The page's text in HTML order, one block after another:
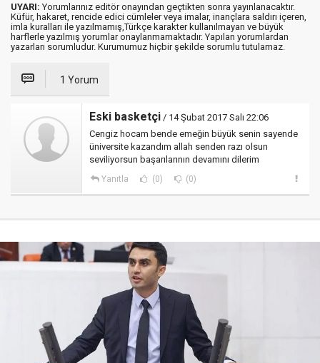
UYARI: Yorumlarınız editör onayından geçtikten sonra yayınlanacaktır.
Küfür, hakaret, rencide edici cümleler veya imalar, inançlara saldırı içeren,
imla kuralları ile yazılmamış,Türkçe karakter kullanılmayan ve büyük
harflerle yazılmış yorumlar onaylanmamaktadır. Yapılan yorumlardan
yazarları sorumludur. Kurumumuz hiçbir şekilde sorumlu tutulamaz.
1 Yorum
Eski basketçi / 14 Şubat 2017 Salı 22:06
Cengiz hocam bende emeğin büyük senin sayende
üniversite kazandım allah senden razı olsun
seviliyorsun başarılarının devamını dilerim
Yanıtla (0) (0)